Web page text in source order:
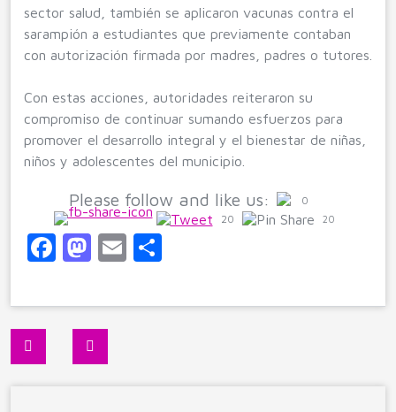
sector salud, también se aplicaron vacunas contra el
sarampión a estudiantes que previamente contaban
con autorización firmada por madres, padres o tutores.
Con estas acciones, autoridades reiteraron su
compromiso de continuar sumando esfuerzos para
promover el desarrollo integral y el bienestar de niñas,
niños y adolescentes del municipio.
Please follow and like us:
0
20
20
F
c
M
st
o
d
E
ai m
Navegación